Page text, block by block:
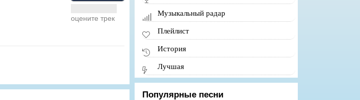
оцените трек
Музыкальный радар
Плейлист
История
Лучшая
Популярные песни